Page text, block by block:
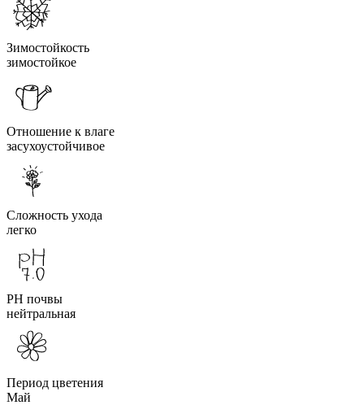
Зимостойкость
зимостойкое
Отношение к влаге
засухоустойчивое
Сложность ухода
легко
PH почвы
нейтральная
Период цветения
Май